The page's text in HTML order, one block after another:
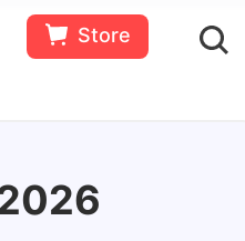
Store
0) Ressourcen